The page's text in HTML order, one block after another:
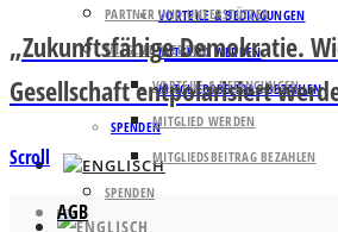
VORTEILE & BEDINGUNGEN
MITGLIED WERDEN
MITGLIEDSBEITRAG BEZAHLEN
SPENDEN
PARTNER UND UNTERSTÜTZER
MITGLIED WERDEN
VORTEILE & BEDINGUNGEN
MITGLIED WERDEN
MITGLIEDSBEITRAG BEZAHLEN
SPENDEN
„Zukunftsfähige Demokratie.
Gesellschaft entpolarisiert
Scroll
AGB